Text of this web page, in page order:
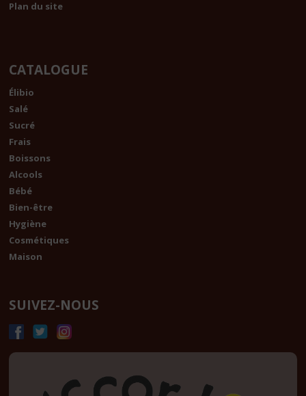
Plan du site
CATALOGUE
Élibio
Salé
Sucré
Frais
Boissons
Alcools
Bébé
Bien-être
Hygiène
Cosmétiques
Maison
SUIVEZ-NOUS